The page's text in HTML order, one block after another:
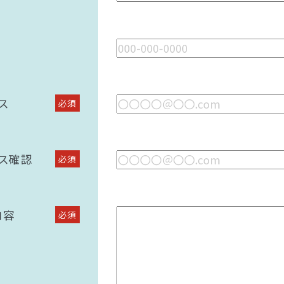
必須
確認 必須
必須